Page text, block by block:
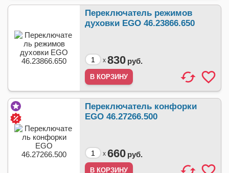
Переключатель режимов
духовки EGO 46.23866.650
x 830 руб.
Переключатель конфорки
EGO 46.27266.500
x 660 руб.